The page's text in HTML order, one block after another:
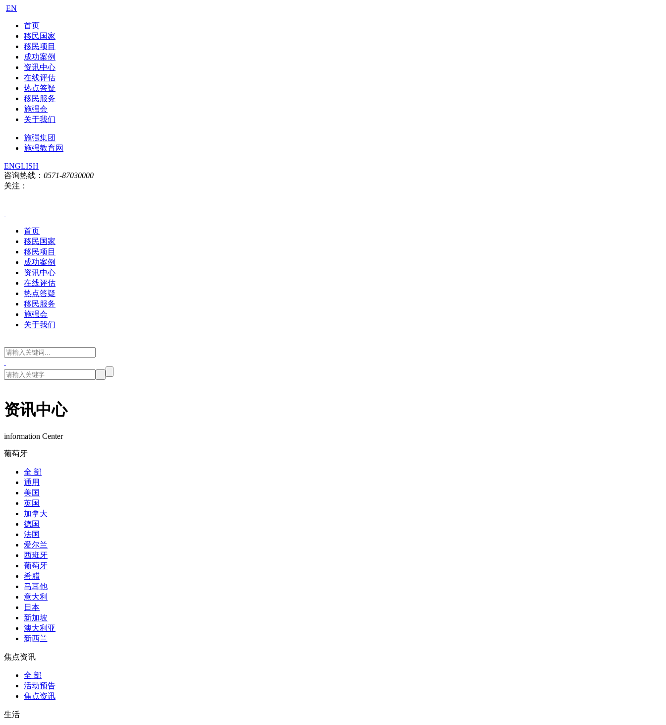
EN
首页
移民国家
移民项目
成功案例
资讯中心
在线评估
热点答疑
移民服务
施强会
关于我们
施强集团
施强教育网
ENGLISH
咨询热线： 0571-87030000
关注：
首页
移民国家
移民项目
成功案例
资讯中心
在线评估
热点答疑
移民服务
施强会
关于我们
资讯中心
information Center
葡萄牙
全 部
通用
美国
英国
加拿大
德国
法国
爱尔兰
西班牙
葡萄牙
希腊
马耳他
意大利
日本
新加坡
澳大利亚
新西兰
焦点资讯
全 部
活动预告
焦点资讯
生活